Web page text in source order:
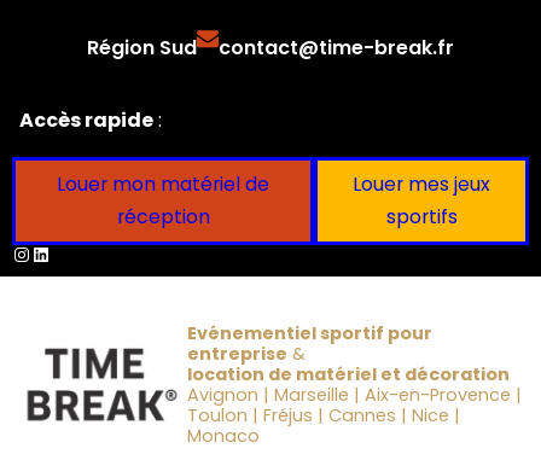
Région Sud contact@time-break.fr
Accès rapide:
Louer mon matériel de
réception
Louer mes jeux
sportifs
Instagram
LinkedIn
Evénementiel sportif pour
entreprise &
location de matériel et décoration
Avignon | Marseille | Aix-en-Provence |
Toulon | Fréjus | Cannes | Nice |
Monaco